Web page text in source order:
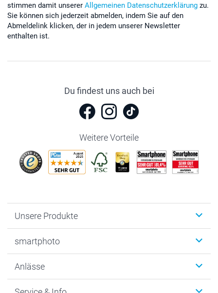
stimmen damit unserer Allgemeinen Datenschutzerklärung zu.
Sie können sich jederzeit abmelden, indem Sie auf den
Abmeldelink klicken, der in jedem unserer Newsletter
enthalten ist.
Du findest uns auch bei
Weitere Vorteile
Unsere Produkte
Fotogeschenke
MyNameBook
smartphoto
Warum smartphoto
Anlässe